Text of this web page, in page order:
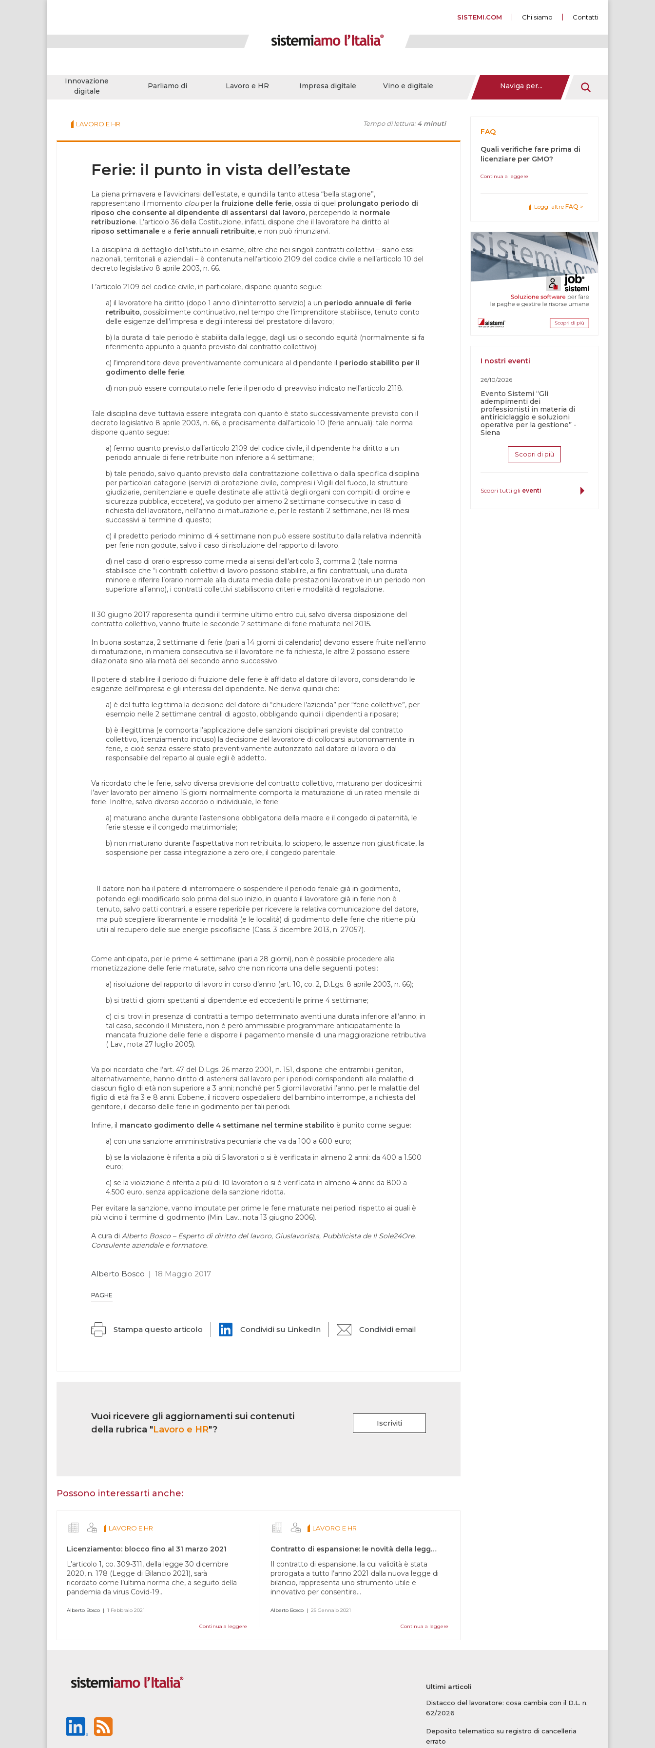
SISTEMI.COM Chi siamo Contatti
Innovazione
digitale
Parliamo di Lavoro e HR Impresa digitale Vino e digitale Naviga per...
LAVORO E HR Tempo di lettura:4 minuti
Ferie: il punto in vista dell’estate
La piena primavera e l’avvicinarsi dell’estate, e quindi la tanto attesa “bella stagione”,
rappresentano il momento clouper la fruizione delle ferie, ossia di quel prolungato periodo di
riposo che consente al dipendente di assentarsi dal lavoro, percependo la normale
retribuzione. L’articolo 36 della Costituzione, infatti, dispone che il lavoratore ha diritto al
riposo settimanale e a ferie annuali retribuite, e non può rinunziarvi.
La disciplina di dettaglio dell’istituto in esame, oltre che nei singoli contratti collettivi – siano essi
nazionali, territoriali e aziendali – è contenuta nell’articolo 2109 del codice civile e nell’articolo 10 del
decreto legislativo 8 aprile 2003, n. 66.
L’articolo 2109 del codice civile, in particolare, dispone quanto segue:
a) il lavoratore ha diritto (dopo 1 anno d’ininterrotto servizio) a un periodo annuale di ferie
retribuito, possibilmente continuativo, nel tempo che l’imprenditore stabilisce, tenuto conto
delle esigenze dell’impresa e degli interessi del prestatore di lavoro;
b) la durata di tale periodo è stabilita dalla legge, dagli usi o secondo equità (normalmente si fa
riferimento appunto a quanto previsto dal contratto collettivo);
c) l’imprenditore deve preventivamente comunicare al dipendente il periodo stabilito per il
godimento delle ferie;
d) non può essere computato nelle ferie il periodo di preavviso indicato nell’articolo 2118.
Tale disciplina deve tuttavia essere integrata con quanto è stato successivamente previsto con il
decreto legislativo 8 aprile 2003, n. 66, e precisamente dall’articolo 10 (ferie annuali): tale norma
dispone quanto segue:
a) fermo quanto previsto dall’articolo 2109 del codice civile, il dipendente ha diritto a un
periodo annuale di ferie retribuite non inferiore a 4 settimane;
b) tale periodo, salvo quanto previsto dalla contrattazione collettiva o dalla specifica disciplina
per particolari categorie (servizi di protezione civile, compresi i Vigili del fuoco, le strutture
giudiziarie, penitenziarie e quelle destinate alle attività degli organi con compiti di ordine e
sicurezza pubblica, eccetera), va goduto per almeno 2 settimane consecutive in caso di
richiesta del lavoratore, nell’anno di maturazione e, per le restanti 2 settimane, nei 18 mesi
successivi al termine di questo;
c) il predetto periodo minimo di 4 settimane non può essere sostituito dalla relativa indennità
per ferie non godute, salvo il caso di risoluzione del rapporto di lavoro.
d) nel caso di orario espresso come media ai sensi dell’articolo 3, comma 2 (tale norma
stabilisce che “i contratti collettivi di lavoro possono stabilire, ai fini contrattuali, una durata
minore e riferire l’orario normale alla durata media delle prestazioni lavorative in un periodo non
superiore all’anno), i contratti collettivi stabiliscono criteri e modalità di regolazione.
Il 30 giugno 2017 rappresenta quindi il termine ultimo entro cui, salvo diversa disposizione del
contratto collettivo, vanno fruite le seconde 2 settimane di ferie maturate nel 2015.
In buona sostanza, 2 settimane di ferie (pari a 14 giorni di calendario) devono essere fruite nell’anno
di maturazione, in maniera consecutiva se il lavoratore ne fa richiesta, le altre 2 possono essere
dilazionate sino alla metà del secondo anno successivo.
Il potere di stabilire il periodo di fruizione delle ferie è affidato al datore di lavoro, considerando le
esigenze dell’impresa e gli interessi del dipendente. Ne deriva quindi che:
a) è del tutto legittima la decisione del datore di “chiudere l’azienda” per “ferie collettive”, per
esempio nelle 2 settimane centrali di agosto, obbligando quindi i dipendenti a riposare;
b) è illegittima (e comporta l’applicazione delle sanzioni disciplinari previste dal contratto
collettivo, licenziamento incluso) la decisione del lavoratore di collocarsi autonomamente in
ferie, e cioè senza essere stato preventivamente autorizzato dal datore di lavoro o dal
responsabile del reparto al quale egli è addetto.
Va ricordato che le ferie, salvo diversa previsione del contratto collettivo, maturano per dodicesimi:
l’aver lavorato per almeno 15 giorni normalmente comporta la maturazione di un rateo mensile di
ferie. Inoltre, salvo diverso accordo o individuale, le ferie:
a) maturano anche durante l’astensione obbligatoria della madre e il congedo di paternità, le
ferie stesse e il congedo matrimoniale;
b) non maturano durante l’aspettativa non retribuita, lo sciopero, le assenze non giustificate, la
sospensione per cassa integrazione a zero ore, il congedo parentale.
Il datore non ha il potere di interrompere o sospendere il periodo feriale già in godimento,
potendo egli modificarlo solo prima del suo inizio, in quanto il lavoratore già in ferie non è
tenuto, salvo patti contrari, a essere reperibile per ricevere la relativa comunicazione del datore,
ma può scegliere liberamente le modalità (e le località) di godimento delle ferie che ritiene più
utili al recupero delle sue energie psicofisiche (Cass. 3 dicembre 2013, n. 27057).
Come anticipato, per le prime 4 settimane (pari a 28 giorni), non è possibile procedere alla
monetizzazione delle ferie maturate, salvo che non ricorra una delle seguenti ipotesi:
a) risoluzione del rapporto di lavoro in corso d’anno (art. 10, co. 2, D.Lgs. 8 aprile 2003, n. 66);
b) si tratti di giorni spettanti al dipendente ed eccedenti le prime 4 settimane;
c) ci si trovi in presenza di contratti a tempo determinato aventi una durata inferiore all’anno; in
tal caso, secondo il Ministero, non è però ammissibile programmare anticipatamente la
mancata fruizione delle ferie e disporre il pagamento mensile di una maggiorazione retributiva
( Lav., nota 27 luglio 2005).
Va poi ricordato che l’art. 47 del D.Lgs. 26 marzo 2001, n. 151, dispone che entrambi i genitori,
alternativamente, hanno diritto di astenersi dal lavoro per i periodi corrispondenti alle malattie di
ciascun figlio di età non superiore a 3 anni; nonché per 5 giorni lavorativi l’anno, per le malattie del
figlio di età fra 3 e 8 anni. Ebbene, il ricovero ospedaliero del bambino interrompe, a richiesta del
genitore, il decorso delle ferie in godimento per tali periodi.
Infine, il mancato godimento delle 4 settimane nel termine stabilito è punito come segue:
a) con una sanzione amministrativa pecuniaria che va da 100 a 600 euro;
b) se la violazione è riferita a più di 5 lavoratori o si è verificata in almeno 2 anni: da 400 a 1.500
euro;
c) se la violazione è riferita a più di 10 lavoratori o si è verificata in almeno 4 anni: da 800 a
4.500 euro, senza applicazione della sanzione ridotta.
Per evitare la sanzione, vanno imputate per prime le ferie maturate nei periodi rispetto ai quali è
più vicino il termine di godimento (Min. Lav., nota 13 giugno 2006).
A cura di Alberto Bosco – Esperto di diritto del lavoro, Giuslavorista, Pubblicista de Il Sole24Ore.
Consulente aziendale e formatore.
Alberto Bosco | 18 Maggio 2017
PAGHE
Stampa questo articolo Condividi su LinkedIn Condividi email
Vuoi ricevere gli aggiornamenti sui contenuti
della rubrica "Lavoro e HR"?
Iscriviti
essere
questo
campo
Possono interessarti anche:
LAVORO E HR
Licenziamento: blocco fino al 31 marzo 2021
L’articolo 1, co. 309-311, della legge 30 dicembre
2020, n. 178 (Legge di Bilancio 2021), sarà
ricordato come l’ultima norma che, a seguito della
pandemia da virus Covid-19...
Alberto Bosco | 1 Febbraio 2021
Continua a leggere
LAVORO E HR
Contratto di espansione: le novità della legge di bilancio 2021
Il contratto di espansione, la cui validità è stata
prorogata a tutto l’anno 2021 dalla nuova legge di
bilancio, rappresenta uno strumento utile e
innovativo per consentire...
Alberto Bosco| 25 Gennaio 2021
Continua a leggere
FAQ
Quali verifiche fare prima di
licenziare per GMO?
Continua a leggere
Leggi altre FAQ >
I nostri eventi
26/10/2026
Evento Sistemi “Gli
adempimenti dei
professionisti in materia di
antiriciclaggio e soluzioni
operative per la gestione” -
Siena
Scopri di più
Scopri tutti gli eventi
Ultimi articoli
Distacco del lavoratore: cosa cambia con il D.L. n.
62/2026
Deposito telematico su registro di cancelleria
errato